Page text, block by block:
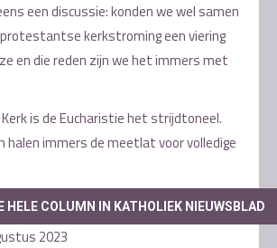
een discussie: konden we wel samen
kerkstroming een viering
en die reden zijn we het immers met
is de Eucharistie het strijdtoneel.
halen immers de meetlat voor volledige
HELE COLUMN IN KATHOLIEK NIEUWSBLAD
2023